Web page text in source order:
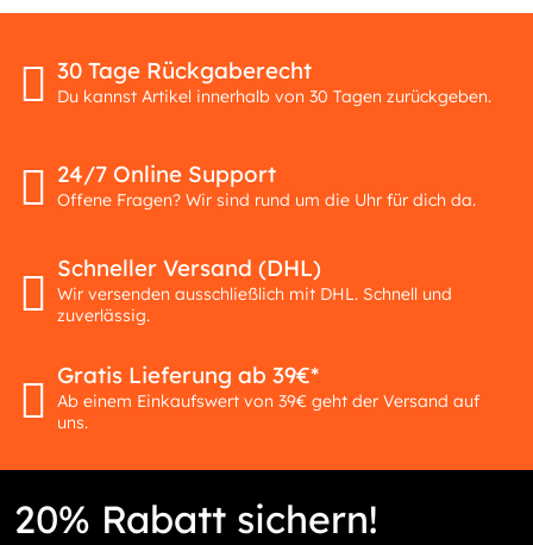
30 Tage Rückgaberecht
Du kannst Artikel innerhalb von 30 Tagen zurückgeben.
24/7 Online Support
Offene Fragen? Wir sind rund um die Uhr für dich da.
Schneller Versand (DHL)
Wir versenden ausschließlich mit DHL. Schnell und
zuverlässig.
Gratis Lieferung ab 39€*
Ab einem Einkaufswert von 39€ geht der Versand auf
uns.
20% Rabatt sichern!